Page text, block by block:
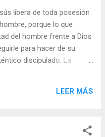
vidas. La Santa Teresa
salud, sin embargo, eso
emprender grandes
fue su médico
acudir a los médicos
que serviría
libera de toda posesión
porque lo que
del hombre frente a Dios
para hacer de su
discipulado. La
la lectura asidua de la
es otra fuente de
LEER MÁS